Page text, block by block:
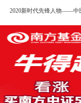
2020新时代先锋人物——中